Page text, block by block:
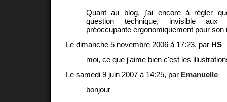
Quant au blog, j'ai encore à régler
question technique, invisible aux
préoccupante ergonomiquement pour son
Le dimanche 5 novembre 2006 à 17:23, par HS
moi, ce que j'aime bien c'est les
Le samedi 9 juin 2007 à 14:25, par Emanuelle
bonjour